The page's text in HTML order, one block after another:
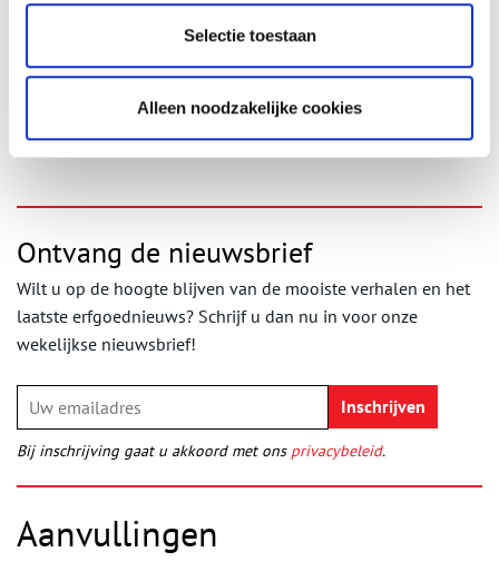
Selectie toestaan
Alleen noodzakelijke cookies
Het Geheugen van West,verhaal Erik Swierstra over start
Nederlandse treingeschiedenis
Met dank aan: Ruben Verwaal,Spoorwegmuseum.nl
Publicatiedatum: 04/09/2012
Ontvang de nieuwsbrief
Wilt u op de hoogte blijven van de mooiste verhalen en het
laatste erfgoednieuws? Schrijf u dan nu in voor onze
wekelijkse nieuwsbrief!
Bij inschrijving gaat u akkoord met ons privacybeleid.
Aanvullingen